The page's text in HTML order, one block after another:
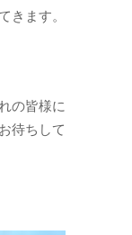
きます。
の皆様に
待ちして